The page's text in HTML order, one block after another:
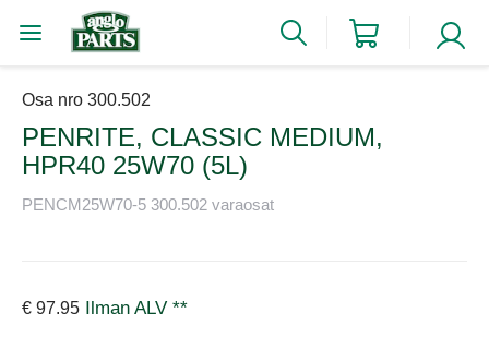
Osa nro 300.502
PENRITE, CLASSIC MEDIUM,
HPR40 25W70 (5L)
PENCM25W70-5 300.502 varaosat
€ 97.95 Ilman ALV **